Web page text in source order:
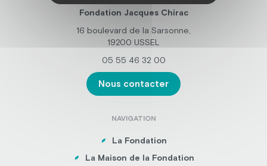
Fondation Jacques Chirac
16 boulevard de la Sarsonne,
19200 USSEL
05 55 46 32 00
Nous contacter
NAVIGATION
La Fondation
La Maison de la Fondation